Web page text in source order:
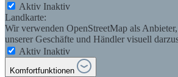
Aktiv Inaktiv
Landkarte:
Wir verwenden OpenStreetMap als
unserer Geschäfte und Händler visuell
Aktiv Inaktiv
Komfortfunktionen